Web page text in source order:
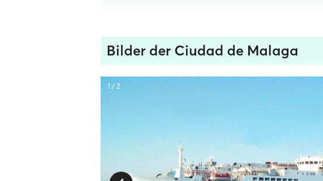
Bilder der Ciudad de Malaga
1 / 2